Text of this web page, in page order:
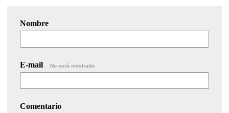
Nombre
E-mail No será mostrado.
Comentario